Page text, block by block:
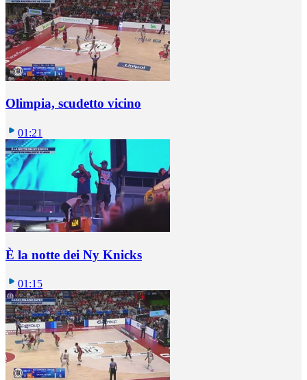
Olimpia, scudetto vicino
01:21
È la notte dei Ny Knicks
01:15